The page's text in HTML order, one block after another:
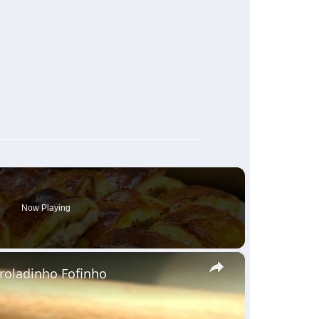
Now Playing
×
Fofinho